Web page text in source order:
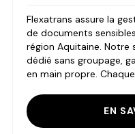
Flexatrans assure la
de documents
région Aquitaine.
dédié sans groupage,
en main propre.
EN